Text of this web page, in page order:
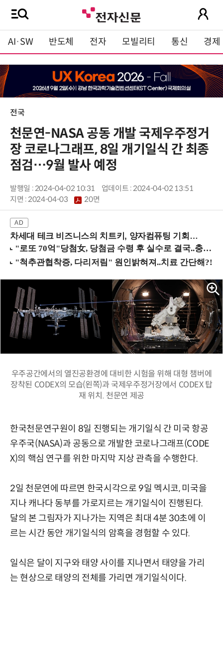
AI·SW 반도체 전자 모빌리티 통신 경제
전국
천문연-NASA 공동 개발 국제우주정거
장 코로나그래프, 8일 개기일식 간 최종
점검…9월 발사 예정
발행일 : 2024-04-02 10:31
업데이트 : 2024-04-02 13:51
지면 :2024-04-03 20면
차세대 테크 비즈니스의 치트키, 양자컴퓨팅 기회를 선점하라! (8/28 강남역)
우주공간에서의 열진공환경에 대비한 시험을 위해 대형 챔버에
장착된 CODEX의 모습(왼쪽)과 국제우주정거장에서 CODEX 탑
재 위치. 천문연 제공
한국천문연구원이 8일 진행되는 개기일식 간 미국 항공
우주국(NASA)과 공동으로 개발한 코로나그래프(CODE
X)의 핵심 연구를 위한 마지막 지상 관측을 수행한다.
2일 천문연에 따르면 한국시각으로 9일 멕시코, 미국을
지나 캐나다 동부를 가로지르는 개기일식이 진행된다.
달의 본 그림자가 지나가는 지역은 최대 4분 30초에 이
르는 시간 동안 개기일식의 암흑을 경험할 수 있다.
일식은 달이 지구와 태양 사이를 지나면서 태양을 가리
는 현상으로 태양의 전체를 가리면 개기일식이다.